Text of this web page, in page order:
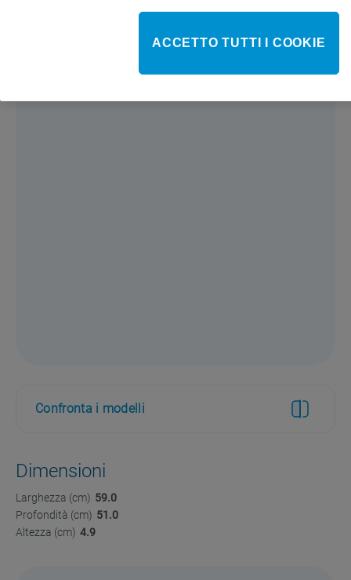
Confronta i modelli
Dimensioni
Larghezza (cm) 59.0
Profondità (cm) 51.0
Altezza (cm) 4.9
ACCETTO TUTTI I COOKIE